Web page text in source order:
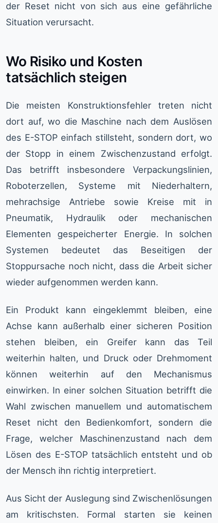
der Reset nicht von sich aus eine gefährliche
Situation verursacht.
Wo Risiko und Kosten
tatsächlich steigen
Die meisten Konstruktionsfehler treten nicht
dort auf, wo die Maschine nach dem Auslösen
des E-STOP einfach stillsteht, sondern dort, wo
der Stopp in einem Zwischenzustand erfolgt.
Das betrifft insbesondere Verpackungslinien,
Roboterzellen, Systeme mit Niederhaltern,
mehrachsige Antriebe sowie Kreise mit in
Pneumatik, Hydraulik oder mechanischen
Elementen gespeicherter Energie. In solchen
Systemen bedeutet das Beseitigen der
Stoppursache noch nicht, dass die Arbeit sicher
wieder aufgenommen werden kann.
Ein Produkt kann eingeklemmt bleiben, eine
Achse kann außerhalb einer sicheren Position
stehen bleiben, ein Greifer kann das Teil
weiterhin halten, und Druck oder Drehmoment
können weiterhin auf den Mechanismus
einwirken. In einer solchen Situation betrifft die
Wahl zwischen manuellem und automatischem
Reset nicht den Bedienkomfort, sondern die
Frage, welcher Maschinenzustand nach dem
Lösen des E-STOP tatsächlich entsteht und ob
der Mensch ihn richtig interpretiert.
Aus Sicht der Auslegung sind Zwischenlösungen
am kritischsten. Formal starten sie keinen